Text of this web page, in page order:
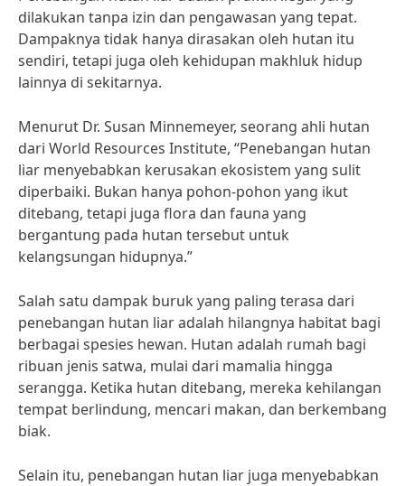
dilakukan tanpa izin dan pengawasan yang tepat.
Dampaknya tidak hanya dirasakan oleh hutan itu
sendiri, tetapi juga oleh kehidupan makhluk hidup
lainnya di sekitarnya.
Menurut Dr. Susan Minnemeyer, seorang ahli hutan
dari World Resources Institute, “Penebangan hutan
liar menyebabkan kerusakan ekosistem yang sulit
diperbaiki. Bukan hanya pohon-pohon yang ikut
ditebang, tetapi juga flora dan fauna yang
bergantung pada hutan tersebut untuk
kelangsungan hidupnya.”
Salah satu dampak buruk yang paling terasa dari
penebangan hutan liar adalah hilangnya habitat bagi
berbagai spesies hewan. Hutan adalah rumah bagi
ribuan jenis satwa, mulai dari mamalia hingga
serangga. Ketika hutan ditebang, mereka kehilangan
tempat berlindung, mencari makan, dan berkembang
biak.
Selain itu, penebangan hutan liar juga menyebabkan